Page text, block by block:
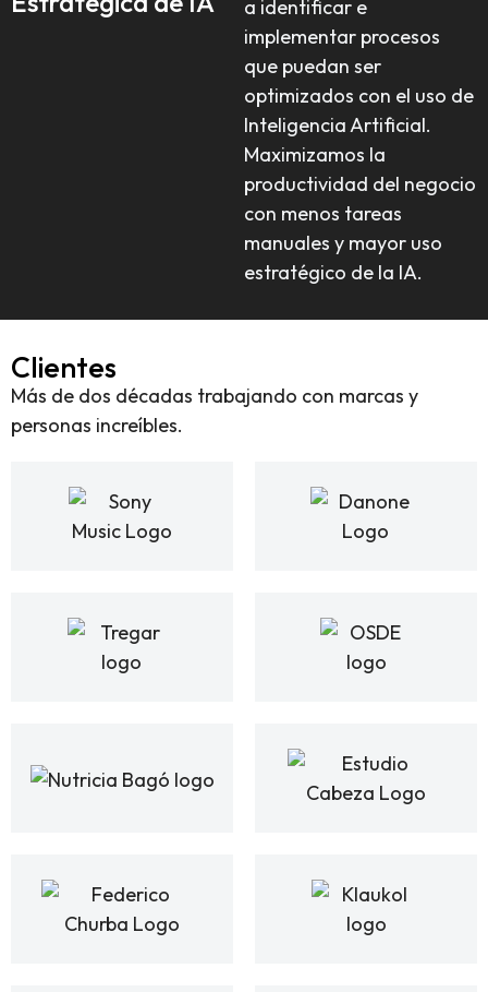
a identificar e
implementar procesos
que puedan ser
optimizados con el uso de
Inteligencia Artificial.
Maximizamos la
productividad del negocio
con menos tareas
manuales y mayor uso
estratégico de la IA.
Clientes
Más de dos décadas trabajando con marcas y
personas increíbles.